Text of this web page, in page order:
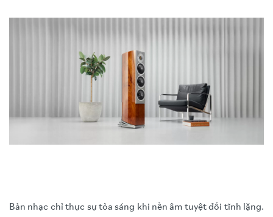
Bản nhạc chỉ thực sự tỏa sáng khi nền âm tuyệt đối tĩnh lặng.